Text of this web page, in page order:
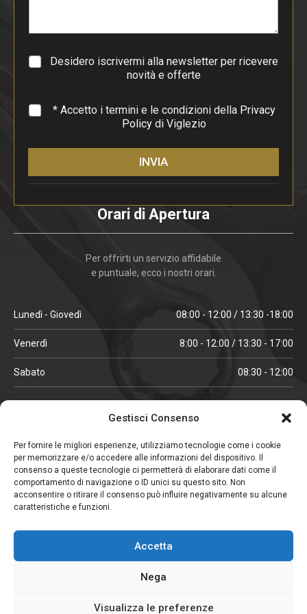
Gestisci Consenso
Per fornire le migliori esperienze, utilizziamo tecnologie come i cookie
per memorizzare e/o accedere alle informazioni del dispositivo. Il
consenso a queste tecnologie ci permetterà di elaborare dati come il
comportamento di navigazione o ID unici su questo sito. Non
acconsentire o ritirare il consenso può influire negativamente su alcune
caratteristiche e funzioni.
Accetta
Nega
Visualizza le preferenze
g
a
f
Desidero iscrivermi alla newsletter per ricevere
novità e offerte
* * Accetto i termini e le condizioni della Privacy
Policydi Viglezio
INVIA
Orari di Apertura
Per offrirti un servizio affidabile
e puntuale, ecco i nostri orari.
Lunedì - Giovedì 08:00 - 12:00 / 13:30 -18:00
Venerdì 8:00 - 12:00 / 13:30 - 17:00
Sabato 08:30 - 12:00
ORARI IN ALTA STAGIONE
Lunedì - Venerdì 08:00 - 12:00 / 13:30 -18:00
Sabato 08:00 - 12:00
CHIUSO IL SABATO
(gennaio, febbraio, agosto, settembre)